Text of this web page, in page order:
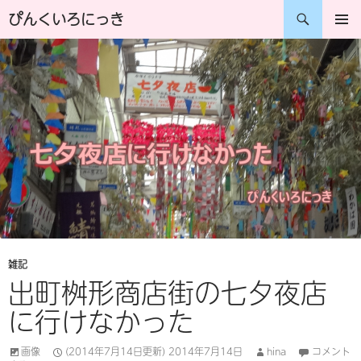
コ
ン
テ
ン
ツ
へ
ス
キ
ッ
プ
ぴんくいろにっき
検
索
メインメ
ニュー
雑記
出町桝形商店街の七夕夜店
に行けなかった
画像 (2014年7月14日更新) 2014年7月14日 hina
コメント